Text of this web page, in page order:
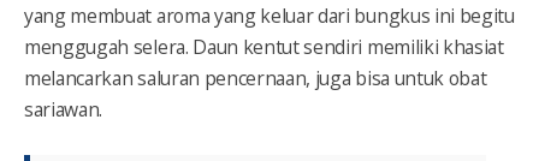
yang membuat aroma yang keluar dari bungkus ini begitu
menggugah selera. Daun kentut sendiri memiliki khasiat
melancarkan saluran pencernaan, juga bisa untuk obat
sariawan.